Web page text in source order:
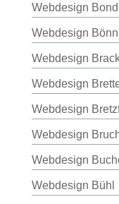
Webdesign
Webdesign
Webdesign
Webdesign
Webdesign
Webdesign
Webdesign
Webdesign Bühl